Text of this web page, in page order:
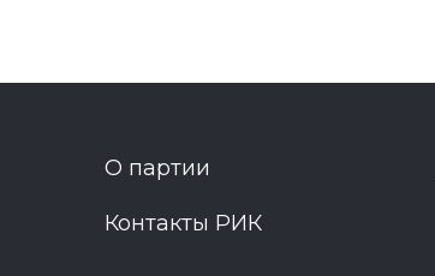
О партии
Контакты РИК